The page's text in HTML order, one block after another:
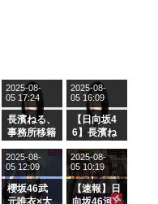
長濱ねる、
事務所移籍
属を発表
2025-08-
05 17:24
【日向坂4
6】長濱ね
ら移籍しフ
ラーム所属
に。これで
事務所に所
2025-08-
05 16:09
櫻坂46武
元唯衣×大
2025-08-
05 12:09
【速報】日
向坂46河
2025-08-
05 10:19